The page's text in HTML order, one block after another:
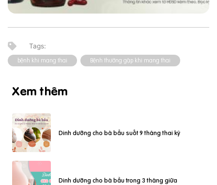
bệnh khi mang thai Bệnh thường gặp khi mang thai
Xem thêm
Dinh dưỡng cho bà bầu suốt 9 tháng thai kỳ
Dinh dưỡng cho bà bầu trong 3 tháng giữa